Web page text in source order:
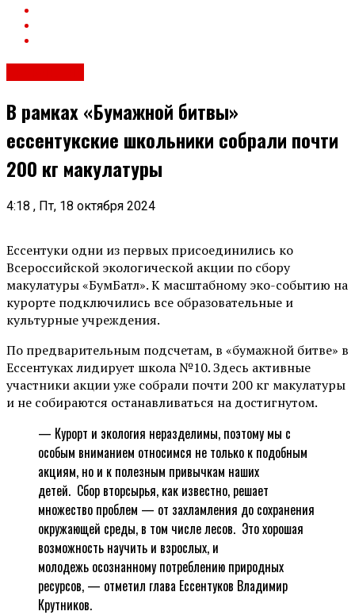
В рамках «Бумажной битвы»
ессентукские школьники собрали почти
200 кг макулатуры
4:18 , Пт, 18 октября 2024
Ессентуки одни из первых присоединились ко
Всероссийской экологической акции по сбору
макулатуры «БумБатл». К масштабному эко-событию на
курорте подключились все образовательные и
культурные учреждения.
По предварительным подсчетам, в «бумажной битве» в
Ессентуках лидирует школа №10. Здесь активные
участники акции уже собрали почти 200 кг макулатуры
и не собираются останавливаться на достигнутом.
— Курорт и экология неразделимы, поэтому мы с
особым вниманием относимся не только к подобным
акциям, но и к полезным привычкам наших
детей. Сбор вторсырья, как известно, решает
множество проблем — от захламления до сохранения
окружающей среды, в том числе лесов. Это хорошая
возможность научить и взрослых, и
молодежь осознанному потреблению природных
ресурсов, — отметил глава Ессентуков Владимир
Крутников.